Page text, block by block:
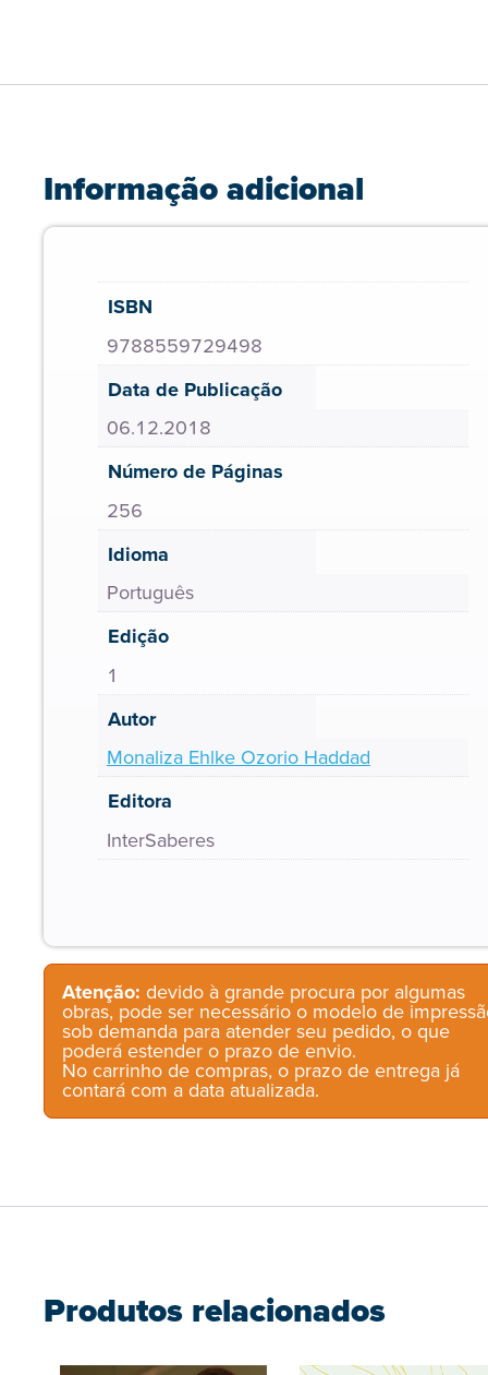
Informação adicional
ISBN
9788559729498
Data de Publicação
06.12.2018
Número de Páginas
256
Idioma
Português
Edição
1
Autor
Monaliza Ehlke Ozorio Haddad
Editora
InterSaberes
Atenção: devido à grande procura por algumas
obras, pode ser necessário o modelo de
sob demanda para atender seu pedido, o que
poderá estender o prazo de envio.
No carrinho de compras, o prazo de entrega já
contará com a data atualizada.
Produtos relacionados